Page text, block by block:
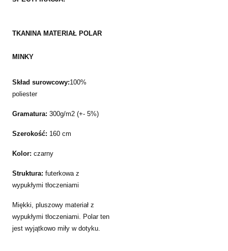
TKANINA MATERIAŁ POLAR
MINKY
Skład surowcowy:100%
poliester
Gramatura: 300g/m2 (+- 5%)
Szerokość: 160 cm
Kolor: czarny
Struktura: futerkowa z
wypukłymi tłoczeniami
Miękki, pluszowy materiał z
wypukłymi tłoczeniami. Polar ten
jest wyjątkowo miły w dotyku.